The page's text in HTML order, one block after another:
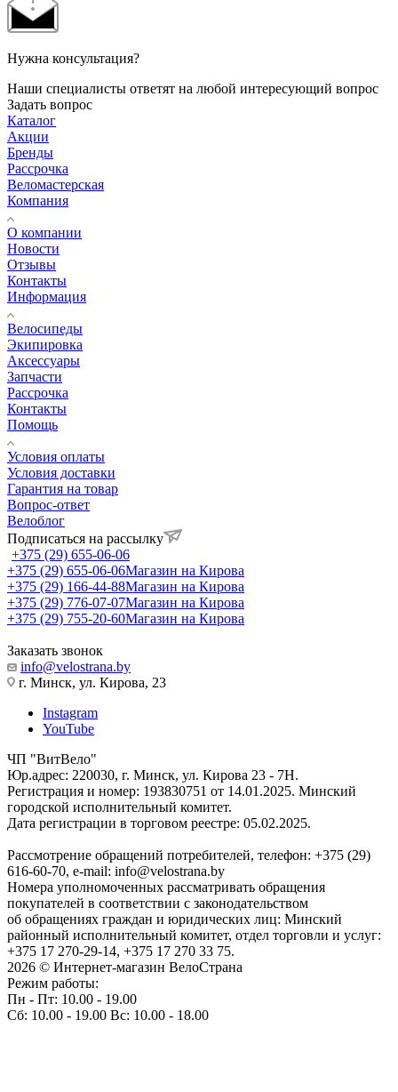
Нужна консультация?
Наши специалисты ответят на любой интересующий вопрос
Задать вопрос
Каталог
Акции
Бренды
Рассрочка
Веломастерская
Компания
О компании
Новости
Отзывы
Контакты
Информация
Велосипеды
Экипировка
Аксессуары
Запчасти
Рассрочка
Контакты
Помощь
Условия оплаты
Условия доставки
Гарантия на товар
Вопрос-ответ
Велоблог
Подписаться на рассылку
+375 (29) 655-06-06
+375 (29) 655-06-06Магазин на Кирова
+375 (29) 166-44-88Магазин на Кирова
+375 (29) 776-07-07Магазин на Кирова
+375 (29) 755-20-60Магазин на Кирова
Заказать звонок
info@velostrana.by
г. Минск, ул. Кирова, 23
Instagram
YouTube
ЧП "ВитВело"
Юр.адрес: 220030, г. Минск, ул. Кирова 23 - 7Н.
Регистрация и номер: 193830751 от 14.01.2025. Минский
городской исполнительный комитет.
Дата регистрации в торговом реестре: 05.02.2025.
Рассмотрение обращений потребителей, телефон: +375 (29)
616-60-70, e-mail: info@velostrana.by
Номера уполномоченных рассматривать обращения
покупателей в соответствии с законодательством
об обращениях граждан и юридических лиц: Минский
районный исполнительный комитет, отдел торговли и услуг:
+375 17 270-29-14, +375 17 270 33 75.
2026 © Интернет-магазин ВелоСтрана
Режим работы:
Пн - Пт: 10.00 - 19.00
Сб: 10.00 - 19.00 Вс: 10.00 - 18.00